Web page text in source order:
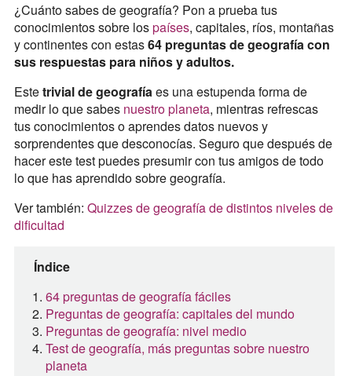
¿Cuánto sabes de geografía? Pon a prueba tus
conocimientos sobre lospaíses, capitales, ríos, montañas
y continentes con estas64 preguntas de geografía con
sus respuestas para niños y adultos.
Estetrivial de geografíaes una estupenda forma de
medir lo que sabes nuestro planeta, mientras refrescas
tus conocimientos o aprendes datos nuevos y
sorprendentes que desconocías. Seguro que después de
hacer este test puedes presumir con tus amigos de todo
lo que has aprendido sobre geografía.
Ver también: Quizzes de geografía de distintos niveles de
dificultad
Índice
64 preguntas de geografía fáciles
Preguntas de geografía: capitales del mundo
Preguntas de geografía: nivel medio
Test de geografía, más preguntas sobre nuestro
planeta